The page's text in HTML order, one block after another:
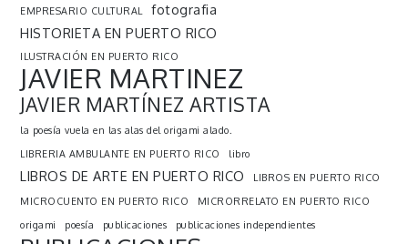
EMPRESARIO CULTURAL
fotografia
HISTORIETA EN PUERTO RICO
ILUSTRACIÓN EN PUERTO RICO
JAVIER MARTINEZ
JAVIER MARTÍNEZ ARTISTA
la poesía vuela en las alas del origami alado.
LIBRERIA AMBULANTE EN PUERTO RICO
libro
LIBROS DE ARTE EN PUERTO RICO
LIBROS EN PUERTO RICO
MICROCUENTO EN PUERTO RICO
MICRORRELATO EN PUERTO RICO
origami
poesía publicaciones publicaciones independientes